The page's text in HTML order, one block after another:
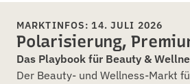
MARKTINFOS: 14. JULI 2026
Polarisierung,
Das Playbook für Beauty &
Der Beauty- und Wellness-Markt